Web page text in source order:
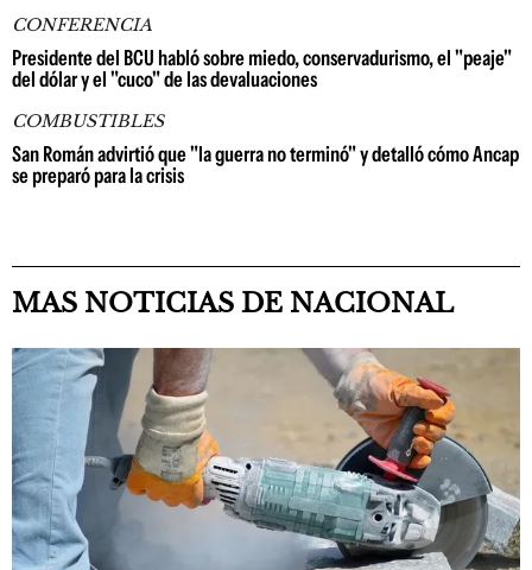
CONFERENCIA
Presidente del BCU habló sobre miedo, conservadurismo, el "peaje"
del dólar y el "cuco" de las devaluaciones
COMBUSTIBLES
San Román advirtió que "la guerra no terminó" y detalló cómo Ancap
se preparó para la crisis
MAS NOTICIAS DE NACIONAL